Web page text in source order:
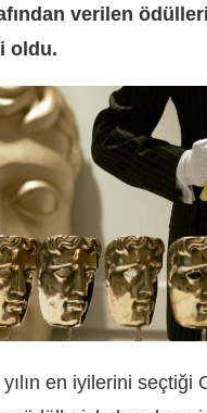
verilen
oldu.
yılın en iyilerini seçtiği